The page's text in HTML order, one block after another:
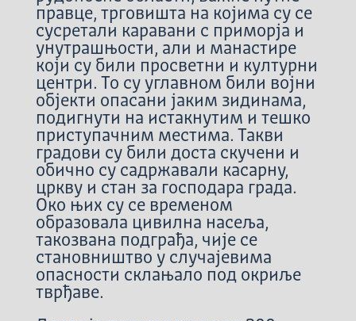
правце, трговишта на којима су се
сусретали каравани с приморја и
унутрашњости, али и манастире
који су били просветни и културни
центри. То су углавном били војни
објекти опасани јаким зидинама,
подигнути на истакнутим и тешко
приступачним местима. Такви
градови су били доста скучени и
обично су садржавали касарну,
цркву и стан за господара града.
Око њих су се временом
образовала цивилна насеља,
такозвана подграђа, чије се
становништво у случајевима
опасности склањало под окриље
тврђаве.